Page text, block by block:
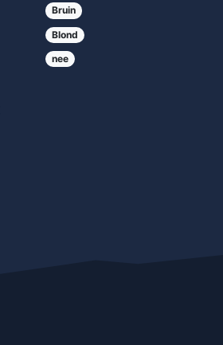
Bruin
Blond
nee